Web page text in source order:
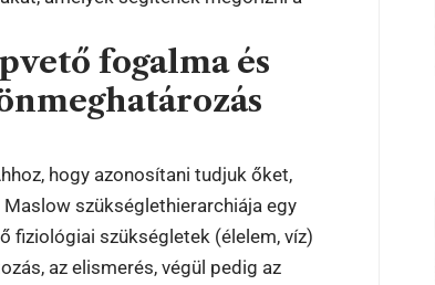
fogalma és
hogy azonosítani tudjuk őket,
szükséglethierarchiája egy
fiziológiai szükségletek (élelem, víz)
az elismerés, végül pedig az